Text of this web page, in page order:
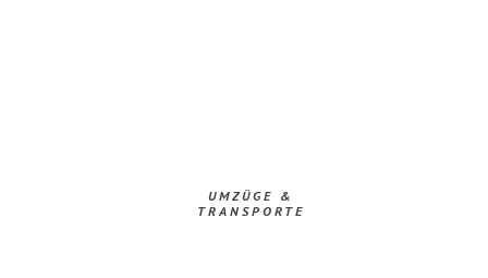
UMZÜGE &
TRANSPORTE